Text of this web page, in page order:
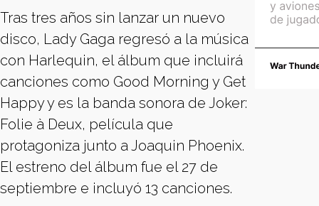
Tras tres años sin lanzar un nuevo
disco, Lady Gaga regresó a la música
con Harlequin, el álbum que incluirá
canciones como Good Morning y Get
Happy y es la banda sonora de Joker:
Folie à Deux, película que
protagoniza junto a Joaquin Phoenix.
El estreno del álbum fue el 27 de
septiembre e incluyó 13 canciones.